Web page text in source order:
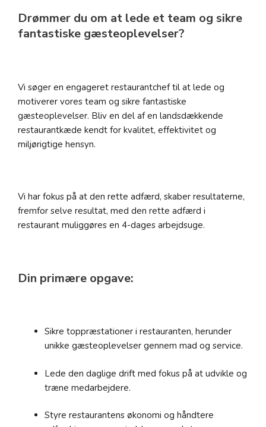
Drømmer du om at lede et team og sikre
fantastiske gæsteoplevelser?
Vi søger en engageret restaurantchef til at lede og
motiverer vores team og sikre fantastiske
gæsteoplevelser. Bliv en del af en landsdækkende
restaurantkæde kendt for kvalitet, effektivitet og
miljørigtige hensyn.
Vi har fokus på at den rette adfærd, skaber resultaterne,
fremfor selve resultat, med den rette adfærd i
restaurant muliggøres en 4-dages arbejdsuge.
Din primære opgave:
Sikre toppræstationer i restauranten, herunder
unikke gæsteoplevelser gennem mad og service.
Lede den daglige drift med fokus på at udvikle og
træne medarbejdere.
Styre restaurantens økonomi og håndtere